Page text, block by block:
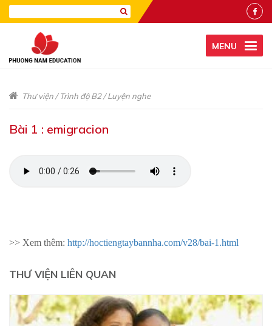
MENU
Thư viện/Trình độ B2/Luyện nghe
Bài 1 : emigracion
>> Xem thêm: http://hoctiengtaybannha.com/v28/bai-1.html
THƯ VIỆN LIÊN QUAN